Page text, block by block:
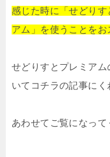
感じた時に
「せどり
アム」を使うことをお
せどりすとプレミア
いてコチラの記事にく
あわせてご覧になって